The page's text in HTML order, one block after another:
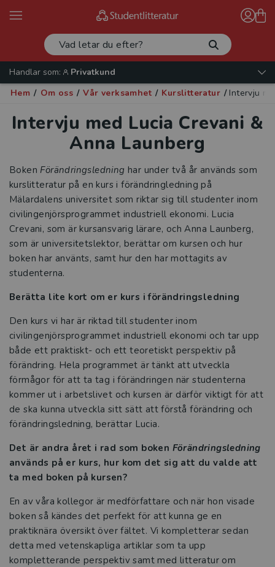
Handlar som:
Privatkund
Hem / Om oss / Vår verksamhet / Kurslitteratur / Intervju
Intervju med Lucia Crevani &
Anna Launberg
Boken Förändringsledning har under två år används som
kurslitteratur på en kurs i förändringledning på
Mälardalens universitet som riktar sig till studenter inom
civilingenjörsprogrammet industriell ekonomi. Lucia
Crevani, som är kursansvarig lärare, och Anna Launberg,
som är universitetslektor, berättar om kursen och hur
boken har använts, samt hur den har mottagits av
studenterna.
Berätta lite kort om er kurs i förändringsledning
Den kurs vi har är riktad till studenter inom
civilingenjörsprogrammet industriell ekonomi och tar upp
både ett praktiskt- och ett teoretiskt perspektiv på
förändring. Hela programmet är tänkt att utveckla
förmågor för att ta tag i förändringen när studenterna
kommer ut i arbetslivet och kursen är därför viktigt för att
de ska kunna utveckla sitt sätt att förstå förändring och
förändringsledning, berättar Lucia.
Det är andra året i rad som boken Förändringsledning
används på er kurs, hur kom det sig att du valde att
ta med boken på kursen?
En av våra kollegor är medförfattare och när hon visade
boken så kändes det perfekt för att kunna ge en
praktiknära översikt över fältet. Vi kompletterar sedan
detta med vetenskapliga artiklar som ta upp
kompletterande perspektiv samt med litteratur om